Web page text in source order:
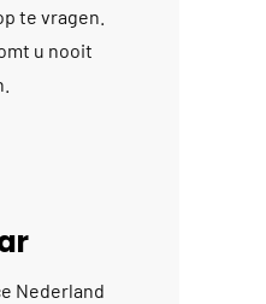
te vragen.
u nooit
Nederland